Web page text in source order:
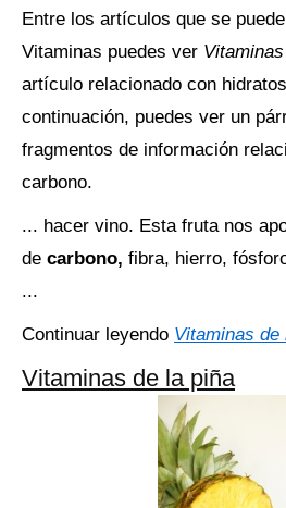
Entre los artículos que se
Vitaminas puedes ver
artículo relacionado con
continuación, puedes ver un
fragmentos de información
carbono.
... hacer vino. Esta fruta nos
de carbono, fibra, hierro,
...
Continuar leyendo Vitaminas de
Vitaminas de la piña